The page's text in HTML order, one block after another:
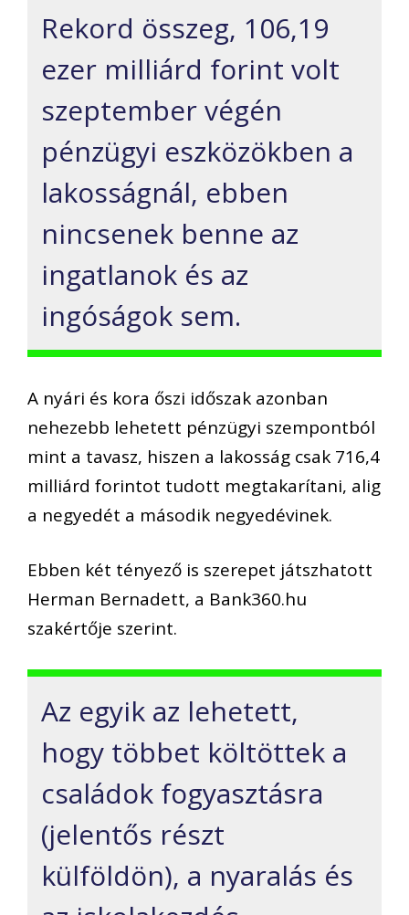
Rekord összeg, 106,19
ezer milliárd forint volt
szeptember végén
pénzügyi eszközökben a
lakosságnál, ebben
nincsenek benne az
ingatlanok és az
ingóságok sem.
A nyári és kora őszi időszak azonban
nehezebb lehetett pénzügyi szempontból
mint a tavasz, hiszen a lakosság csak 716,4
milliárd forintot tudott megtakarítani, alig
a negyedét a második negyedévinek.
Ebben két tényező is szerepet játszhatott
Herman Bernadett, a Bank360.hu
szakértője szerint.
Az egyik az lehetett,
hogy többet költöttek a
családok fogyasztásra
(jelentős részt
külföldön), a nyaralás és